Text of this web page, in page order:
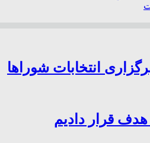
انتخابات شوراها
هدف قرار دادیم